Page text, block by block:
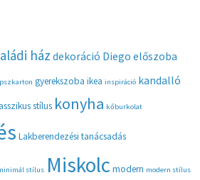
ház dekoráció Diego előszoba
gyerekszoba ikea inspiráció kandalló
stílus konyha kőburkolat
Lakberendezési tanácsadás
stílus Miskolc modern modern stílus